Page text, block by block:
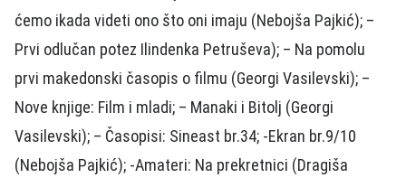
ćemo ikada videti ono što oni imaju (Nebojša Pajkić); –
Prvi odlučan potez Ilindenka Petruševa); – Na pomolu
prvi makedonski časopis o filmu (Georgi Vasilevski); –
Nove knjige: Film i mladi; – Manaki i Bitolj (Georgi
Vasilevski); – Časopisi: Sineast br.34; -Ekran br.9/10
(Nebojša Pajkić); -Amateri: Na prekretnici (Dragiša